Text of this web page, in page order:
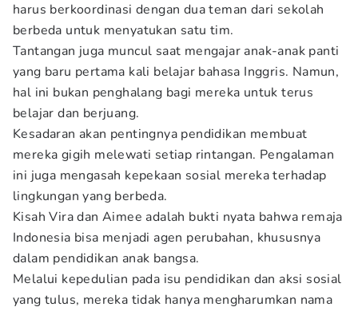
harus berkoordinasi dengan dua teman dari sekolah
berbeda untuk menyatukan satu tim.
Tantangan juga muncul saat mengajar anak-anak panti
yang baru pertama kali belajar bahasa Inggris. Namun,
hal ini bukan penghalang bagi mereka untuk terus
belajar dan berjuang.
Kesadaran akan pentingnya pendidikan membuat
mereka gigih melewati setiap rintangan. Pengalaman
ini juga mengasah kepekaan sosial mereka terhadap
lingkungan yang berbeda.
Kisah Vira dan Aimee adalah bukti nyata bahwa remaja
Indonesia bisa menjadi agen perubahan, khususnya
dalam pendidikan anak bangsa.
Melalui kepedulian pada isu pendidikan dan aksi sosial
yang tulus, mereka tidak hanya mengharumkan nama